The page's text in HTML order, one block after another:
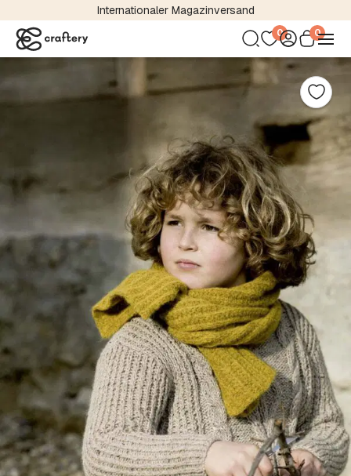
Internationaler Magazinversand
0 0